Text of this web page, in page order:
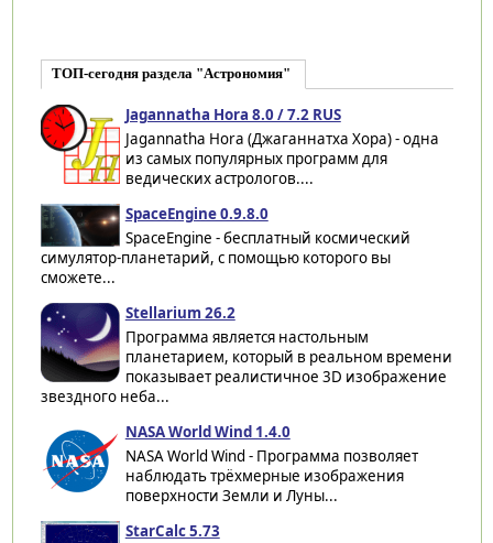
ТОП-сегодня раздела "Астрономия"
Jagannatha Hora 8.0 / 7.2 RUS
Jagannatha Hora (Джаганнатха Хора) - одна
из самых популярных программ для
ведических астрологов....
SpaceEngine 0.9.8.0
SpaceEngine - бесплатный космический
симулятор-планетарий, с помощью которого вы
сможете...
Stellarium 26.2
Программа является настольным
планетарием, который в реальном времени
показывает реалистичное 3D изображение
звездного неба...
NASA World Wind 1.4.0
NASA World Wind - Программа позволяет
наблюдать трёхмерные изображения
поверхности Земли и Луны...
StarCalc 5.73